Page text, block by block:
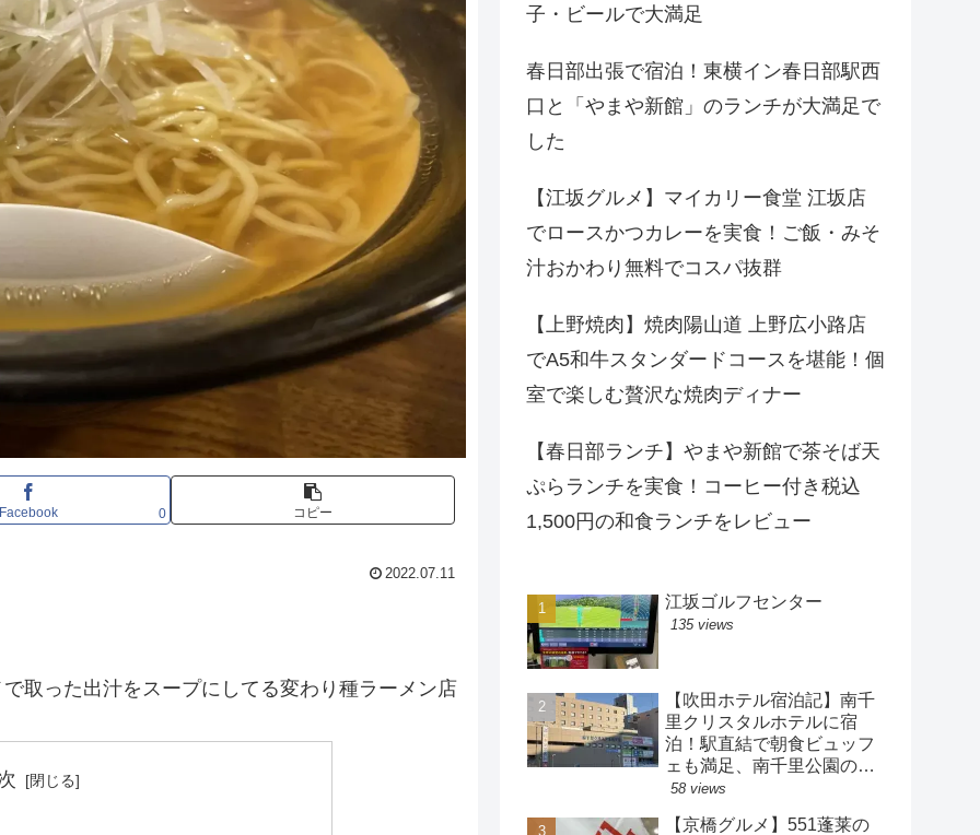
Facebook 0 コピー
2022.07.11
取った出汁をスープにしてる変わり種ラーメン店
子・ビールで大満足
春日部出張で宿泊！東横イン春日部駅西
口と「やまや新館」のランチが大満足で
した
【江坂グルメ】マイカリー食堂 江坂店
でロースかつカレーを実食！ご飯・みそ
汁おかわり無料でコスパ抜群
【上野焼肉】焼肉陽山道 上野広小路店
でA5和牛スタンダードコースを堪能！個
室で楽しむ贅沢な焼肉ディナー
【春日部ランチ】やまや新館で茶そば天
ぷらランチを実食！コーヒー付き税込
1,500円の和食ランチをレビュー
江坂ゴルフセンター
135 views
【吹田ホテル宿泊記】南千
里クリスタルホテルに宿
泊！駅直結で朝食ビュッフ
ェも満足、南千里公園の散
策も楽しめるホテル
58 views
【京橋グルメ】551蓬莱の